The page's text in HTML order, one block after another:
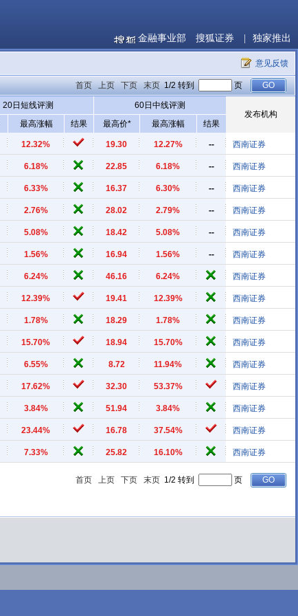
金融事业部 搜狐证券 独家推出
意见反馈
首页 上页 下页 末页 1/2 转到 页
20日短线评测
60日中线评测
发布机构
最高涨幅 结果 最高价* 最高涨幅 结果
12.32% 19.30 12.27% -- 西南证券
6.18% 22.85 6.18% -- 西南证券
6.33% 16.37 6.30% -- 西南证券
2.76% 28.02 2.79% -- 西南证券
5.08% 18.42 5.08% -- 西南证券
1.56% 16.94 1.56% -- 西南证券
6.24% 46.16 6.24% 西南证券
12.39% 19.41 12.39% 西南证券
1.78% 18.29 1.78% 西南证券
15.70% 18.94 15.70% 西南证券
6.55% 8.72 11.94% 西南证券
17.62% 32.30 53.37% 西南证券
3.84% 51.94 3.84% 西南证券
23.44% 16.78 37.54% 西南证券
7.33% 25.82 16.10% 西南证券
首页 上页 下页 末页 1/2 转到 页